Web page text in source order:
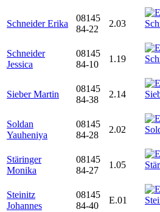
Schneider Erika
08145
84-22
2.03
Schneider
Jessica
08145
84-10
1.19
Sieber Martin
08145
84-38
2.14
Soldan
Yauheniya
08145
84-28
2.02
Stäringer
Monika
08145
84-27
1.05
Steinitz
Johannes
08145
84-40
E.01